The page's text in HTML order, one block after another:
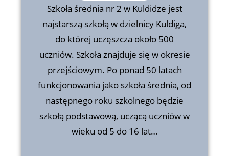
Szkoła średnia nr 2 w Kuldidze jest
najstarszą szkołą w dzielnicy Kuldiga,
do której uczęszcza około 500
uczniów. Szkoła znajduje się w okresie
przejściowym. Po ponad 50 latach
funkcjonowania jako szkoła średnia, od
następnego roku szkolnego będzie
szkołą podstawową, uczącą uczniów w
wieku od 5 do 16 lat…
najstarszą szkołą w dzielnicy Kuldiga,
uczniów. Szkoła znajduje się w okresie
przejściowym. Po ponad 50 latach
funkcjonowania jako szkoła średnia, od
szkołą podstawową, uczącą uczniów w
wieku od 5 do 16 lat…